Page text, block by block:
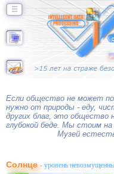
☰
Если общество не может
нужно от природы - еду,
других благ, это общество
глубокой беде. Мы стоим
Музей
Солнце- уровень